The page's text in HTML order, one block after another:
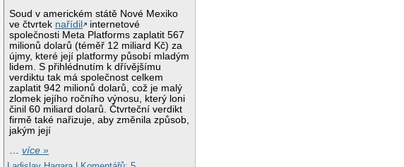
Soud v americkém státě Nové Mexiko
ve čtvrtek nařídil
internetové
společnosti Meta Platforms zaplatit 567
milionů dolarů (téměř 12 miliard Kč) za
újmy, které její platformy působí mladým
lidem. S přihlédnutím k dřívějšímu
verdiktu tak má společnost celkem
zaplatit 942 milionů dolarů, což je malý
zlomek jejího ročního výnosu, který loni
činil 60 miliard dolarů. Čtvrteční verdikt
firmě také nařizuje, aby změnila způsob,
jakým její
…více »